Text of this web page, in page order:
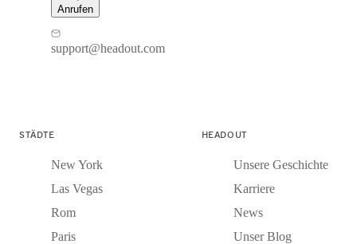
Anrufen
support@headout.com
STÄDTE
New York
Las Vegas
Rom
Paris
HEADOUT
Unsere Geschichte
Karriere
News
Unser Blog